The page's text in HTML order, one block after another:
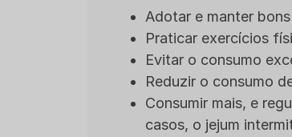
Adotar e manter
Praticar exercícios
Evitar o consumo
Reduzir o consumo
Consumir mais, e
casos, o jejum